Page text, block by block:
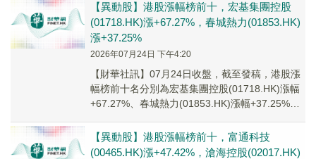
【異動股】港股漲幅榜前十，宏基集團控股
(01718.HK)漲+67.27%，春城熱力(01853.HK)
漲+37.25%
2026年07月24日 下午4:20
【財華社訊】07月24日收盤，截至發稿，港股漲
幅榜前十名分別為宏基集團控股(01718.HK)漲幅
+67.27%、春城熱力(01853.HK)漲幅+37.25%、
【異動股】港股漲幅榜前十，富通科技
(00465.HK)漲+47.42%，滄海控股(02017.HK)